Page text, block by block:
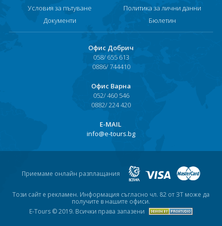
Условия за пътуване
Политика за лични данни
Документи
Бюлетин
Офис Добрич
058/ 655 613
0886/ 744410
Офис Варна
052/ 460 546
0882/ 224 420
Е-MAIL
info@e-tours.bg
Приемаме онлайн разплащания
Този сайт е рекламен. Информация съгласно чл. 82 от ЗТ може да
получите в нашите офиси.
E-Tours © 2019. Всички права запазени